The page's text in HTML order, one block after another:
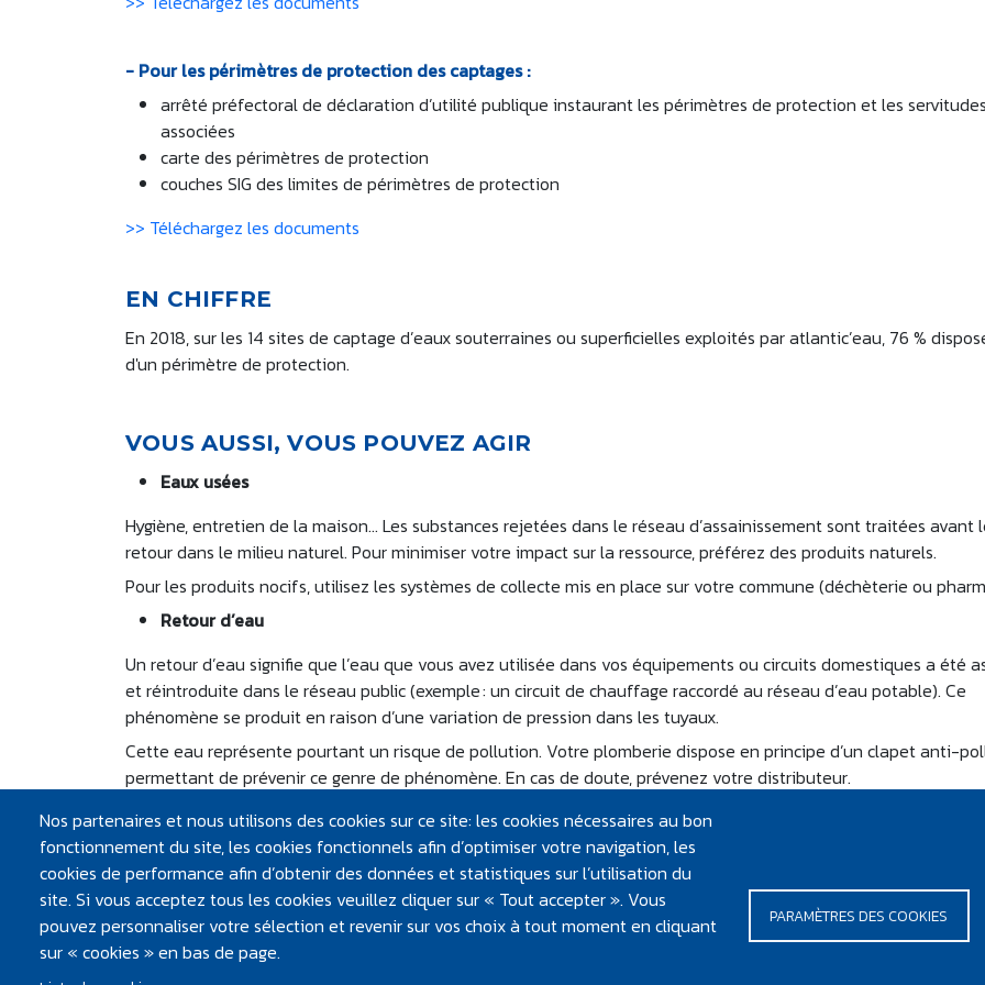
- Pour les périmètres de protection des captages :
arrêté préfectoral de déclaration d’utilité publique instaurant les périmètres de protection et les servitudes
associées
carte des périmètres de protection
couches SIG des limites de périmètres de protection
>> Téléchargez les documents
EN CHIFFRE
En 2018, sur les 14 sites de captage d’eaux souterraines ou superficielles exploités par atlantic’eau, 76 %
d'un périmètre de protection.
VOUS AUSSI, VOUS POUVEZ AGIR
Eaux usées
Hygiène, entretien de la maison… Les substances rejetées dans le réseau d’assainissement sont traitées avant
retour dans le milieu naturel. Pour minimiser votre impact sur la ressource, préférez des produits naturels.
Pour les produits nocifs, utilisez les systèmes de collecte mis en place sur votre commune (déchèterie ou
Retour d’eau
Un retour d’eau signifie que l’eau que vous avez utilisée dans vos équipements ou circuits domestiques a été
et réintroduite dans le réseau public (exemple : un circuit de chauffage raccordé au réseau d’eau potable). Ce
phénomène se produit en raison d’une variation de pression dans les tuyaux.
Cette eau représente pourtant un risque de pollution. Votre plomberie dispose en principe d’un clapet anti-
permettant de prévenir ce genre de phénomène. En cas de doute, prévenez votre distributeur.
Consommation
> Renouvelez, et nettoyez régulièrement les accessoires de robinetterie (filtres, flexibles de douche, brise-jets,
> Pour utiliser au mieux vos équipements de traitements de l’eau à domicile (adoucisseurs, antitartres) : veillez à
que ces équipements soient agréés ; procédez à un entretien régulier et rigoureux de vos équipements ; réglez
l’adoucisseur à moins de 60 milligrammes de calcium par litre d’eau
Nos partenaires et nous utilisons des cookies sur ce site: les cookies nécessaires au bon
fonctionnement du site, les cookies fonctionnels afin d’optimiser votre navigation, les
cookies de performance afin d’obtenir des données et statistiques sur l’utilisation du
site. Si vous acceptez tous les cookies veuillez cliquer sur « Tout accepter ». Vous
pouvez personnaliser votre sélection et revenir sur vos choix à tout moment en cliquant
sur « cookies » en bas de page.
PARAMÈTRES DES COOKIES